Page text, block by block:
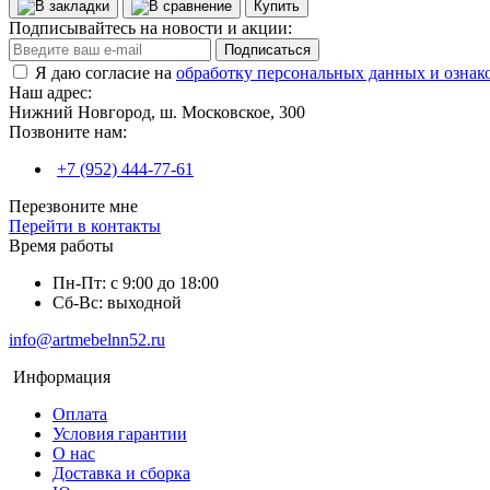
Купить
Подписывайтесь на новости и акции:
Подписаться
Я даю согласие на обработку персональных данных и
Наш адрес:
Нижний Новгород, ш. Московское, 300
Позвоните нам:
+7 (952) 444-77-61
Перезвоните мне
Перейти в контакты
Время работы
Пн-Пт: с 9:00 до 18:00
Сб-Вс: выходной
info@artmebelnn52.ru
Информация
Оплата
Условия гарантии
О нас
Доставка и сборка